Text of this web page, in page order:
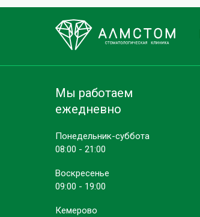
Понедельник-суббота
08:00 - 21:00
Мы работаем
ежедневно
Воскресенье
09:00 - 19:00
Кемерово